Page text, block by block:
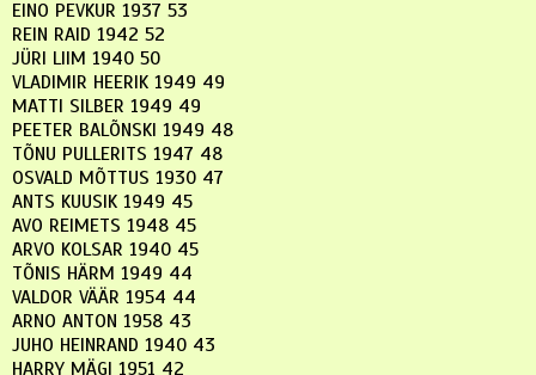
EINO PEVKUR 1937 53
REIN RAID 1942 52
JÜRI LIIM 1940 50
VLADIMIR HEERIK 1949 49
MATTI SILBER 1949 49
PEETER BALÕNSKI 1949 48
TÕNU PULLERITS 1947 48
OSVALD MÕTTUS 1930 47
ANTS KUUSIK 1949 45
AVO REIMETS 1948 45
ARVO KOLSAR 1940 45
TÕNIS HÄRM 1949 44
VALDOR VÄÄR 1954 44
ARNO ANTON 1958 43
JUHO HEINRAND 1940 43
HARRY MÄGI 1951 42